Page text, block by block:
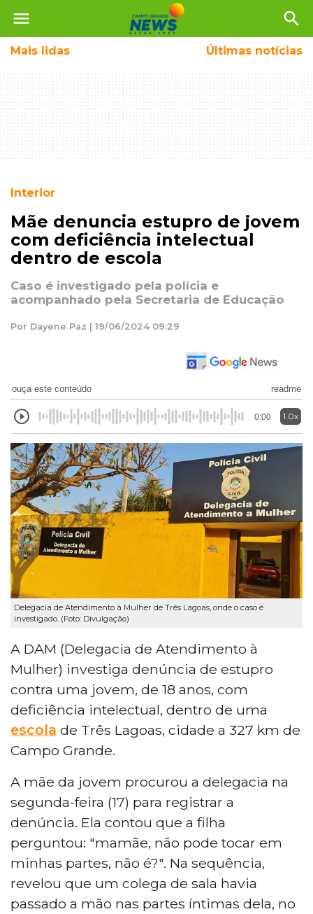
menu search
Mais lidas Últimas notícias
Interior
Mãe denuncia estupro de jovem
com deficiência intelectual
dentro de escola
Caso é investigado pela polícia e
acompanhado pela Secretaria de Educação
Por Dayene Paz | 19/06/2024 09:29
ouça este conteúdo readme
0:00 1.0x
Delegacia de Atendimento à Mulher de Três Lagoas, onde o caso é
investigado. (Foto: Divulgação)
A DAM (Delegacia de Atendimento à
Mulher) investiga denúncia de estupro
contra uma jovem, de 18 anos, com
deficiência intelectual, dentro de uma
escola de Três Lagoas, cidade a 327 km de
Campo Grande.
A mãe da jovem procurou a delegacia na
segunda-feira (17) para registrar a
denúncia. Ela contou que a filha
perguntou: "mamãe, não pode tocar em
minhas partes, não é?". Na sequência,
revelou que um colega de sala havia
passado a mão nas partes íntimas dela, no